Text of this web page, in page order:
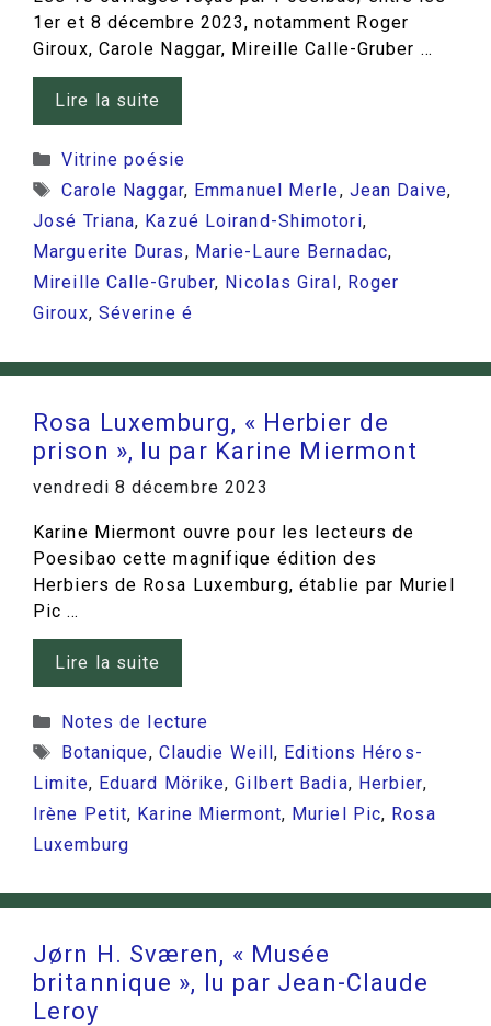
1er et 8 décembre 2023, notamment Roger
Giroux, Carole Naggar, Mireille Calle-Gruber …
Lire la suite
Catégories
Vitrine poésie
Étiquettes
Carole Naggar, Emmanuel Merle, Jean Daive,
José Triana, Kazué Loirand-Shimotori,
Marguerite Duras, Marie-Laure Bernadac,
Mireille Calle-Gruber, Nicolas Giral, Roger
Giroux, Séverine é
Rosa Luxemburg, « Herbier de
prison », lu par Karine Miermont
vendredi 8 décembre 2023
Karine Miermont ouvre pour les lecteurs de
Poesibao cette magnifique édition des
Herbiers de Rosa Luxemburg, établie par Muriel
Pic …
Lire la suite
Catégories
Notes de lecture
Étiquettes
Botanique, Claudie Weill, Editions Héros-
Limite, Eduard Mörike,Gilbert Badia, Herbier,
Irène Petit, Karine Miermont, Muriel Pic, Rosa
Luxemburg
Jørn H. Sværen, « Musée
britannique », lu par Jean-Claude
Leroy